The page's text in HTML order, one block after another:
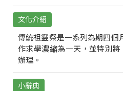
文化介紹
傳統祖靈祭是一系列為期四個
作求學濃縮為一天，並特別
辦理。
小辭典